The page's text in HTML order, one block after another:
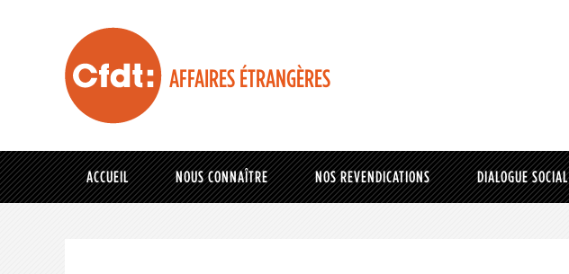
AFFAIRES ÉTRANGÈRES
ACCUEIL NOUS CONNAÎTRE NOS REVENDICATIONS DIALOGUE SOCIAL